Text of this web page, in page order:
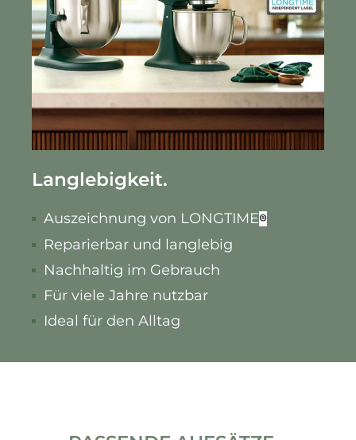
Langlebigkeit.
Auszeichnung von LONGTIME®
Reparierbar und langlebig
Nachhaltig im Gebrauch
Für viele Jahre nutzbar
Ideal für den Alltag